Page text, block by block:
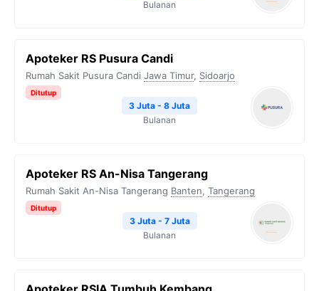
Bulanan
Apoteker RS Pusura Candi
Rumah Sakit Pusura Candi Jawa Timur, Sidoarjo
Ditutup
3 Juta - 8 Juta
Bulanan
Apoteker RS An-Nisa Tangerang
Rumah Sakit An-Nisa Tangerang Banten, Tangerang
Ditutup
3 Juta - 7 Juta
Bulanan